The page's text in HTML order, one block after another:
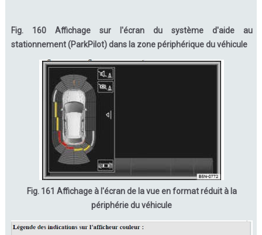
Fig. 160 Affichage sur l'écran du système d'aide au
stationnement (ParkPilot) dans la zone périphérique du véhicule
Fig. 161 Affichage à l'écran de la vue en format réduit à la
périphérie du véhicule